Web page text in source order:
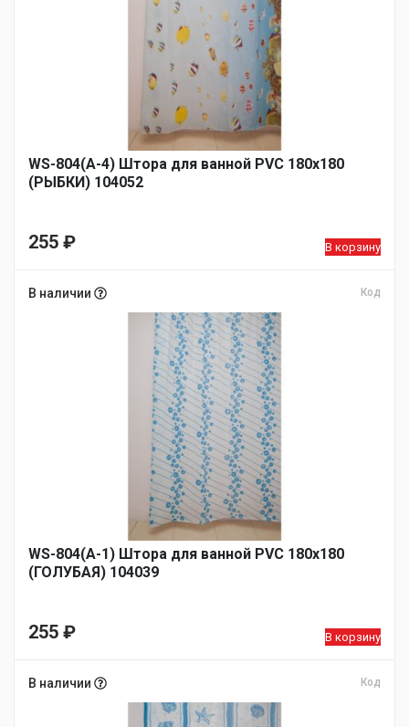
WS-804(А-4) Штора для ванной PVC 180х180
(РЫБКИ) 104052
255 ₽ В корзину
В наличии Код
WS-804(А-1) Штора для ванной PVC 180х180
(ГОЛУБАЯ) 104039
255 ₽ В корзину
В наличии Код